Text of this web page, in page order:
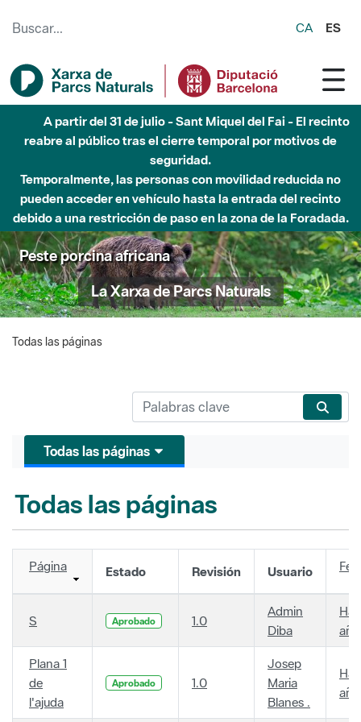
CA ES
A partir del 31 de julio - Sant Miquel del Fai - El recinto
reabre al público tras el cierre temporal por motivos de
seguridad.
Temporalmente, las personas con movilidad reducida no
pueden acceder en vehículo hasta la entrada del recinto
debido a una restricción de paso en la zona de la Foradada.
Peste porcina africana
La Xarxa de Parcs Naturals
Todas las páginas
Todas las páginas
Todas las páginas
Página Estado Revisión Usuario
S Aprobado 1.0
Admin
Diba
Plana 1
de
l'ajuda
Aprobado 1.0
Josep
Maria
Blanes .